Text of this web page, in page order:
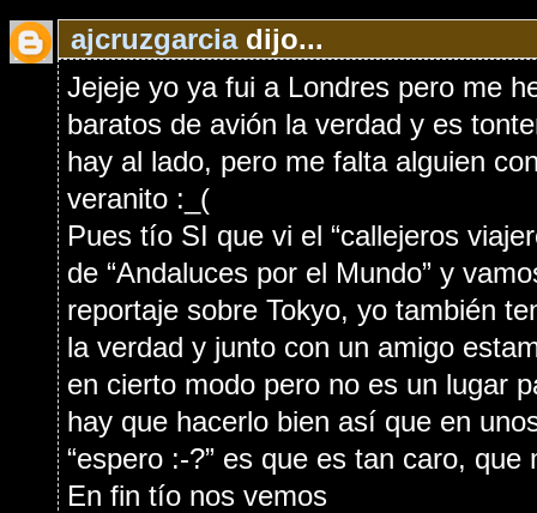
ajcruzgarciadijo...
Jejeje yo ya fui a Londres pero me
baratos de avión la verdad y es
hay al lado, pero me falta alguien
veranito :_(
Pues tío SI que vi el “callejeros
de “Andaluces por el Mundo” y
reportaje sobre Tokyo, yo también
la verdad y junto con un amigo
en cierto modo pero no es un lugar
hay que hacerlo bien así que en
“espero :-?” es que es tan caro, que
En fin tío nos vemos